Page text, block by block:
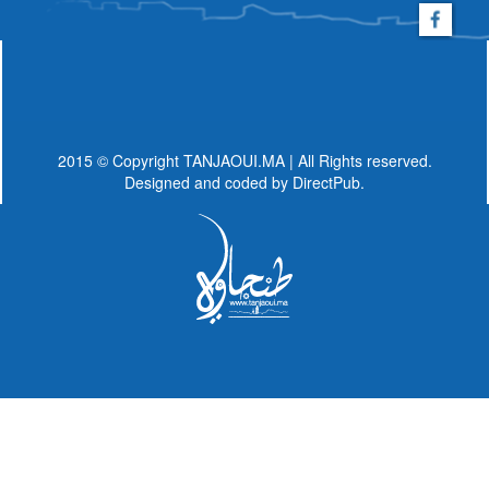
2015 © Copyright TANJAOUI.MA | All Rights reserved.
Designed and coded by DirectPub.